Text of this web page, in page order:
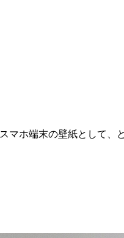
スマホ端末の壁紙として、